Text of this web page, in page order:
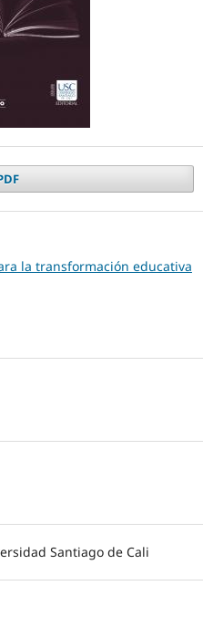
la transformación educativa
Santiago de Cali